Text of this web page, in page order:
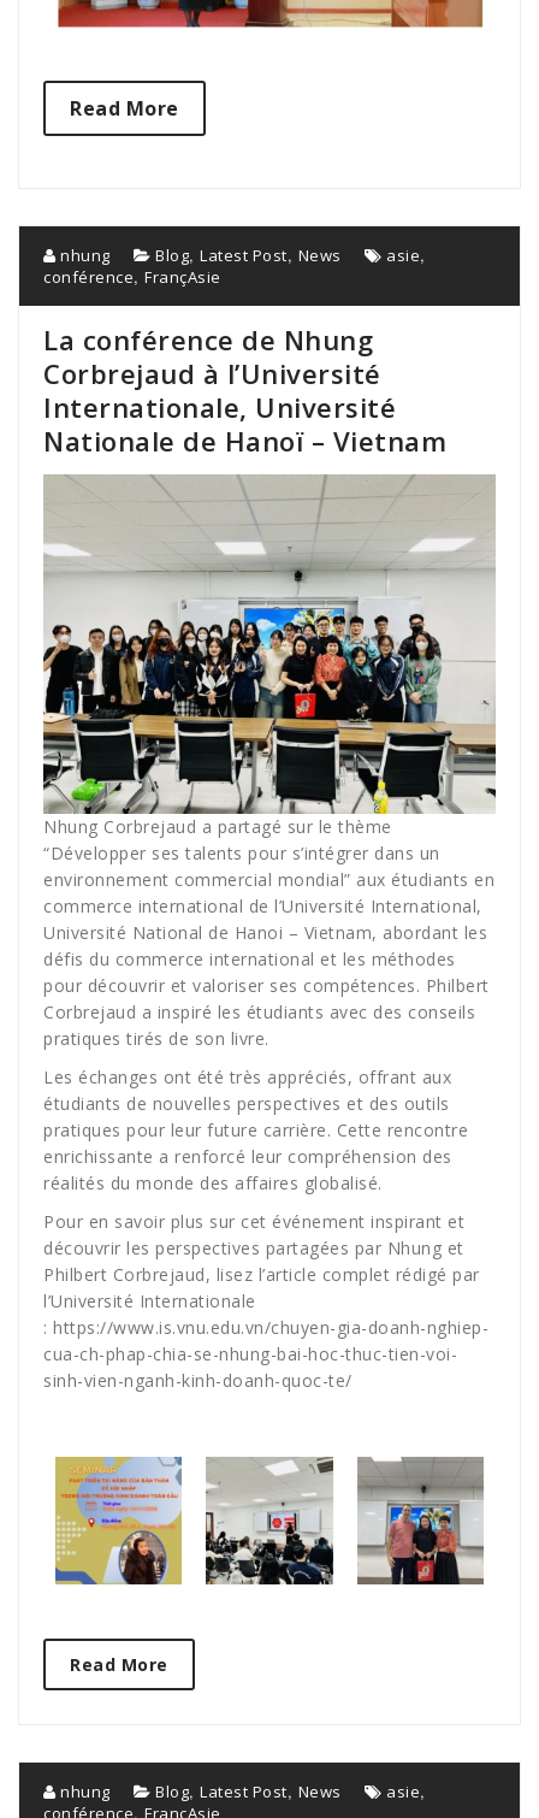
Read More
nhung Blog, Latest Post, News asie,
conférence, FrançAsie
La conférence de Nhung
Corbrejaud à l’Université
Internationale, Université
Nationale de Hanoï – Vietnam
Nhung Corbrejaud a partagé sur le thème
“Développer ses talents pour s’intégrer dans un
environnement commercial mondial” aux étudiants en
commerce international de l’Université International,
Université National de Hanoi – Vietnam, abordant les
défis du commerce international et les méthodes
pour découvrir et valoriser ses compétences. Philbert
Corbrejaud a inspiré les étudiants avec des conseils
pratiques tirés de son livre.
Les échanges ont été très appréciés, offrant aux
étudiants de nouvelles perspectives et des outils
pratiques pour leur future carrière. Cette rencontre
enrichissante a renforcé leur compréhension des
réalités du monde des affaires globalisé.
Pour en savoir plus sur cet événement inspirant et
découvrir les perspectives partagées par Nhung et
Philbert Corbrejaud, lisez l’article complet rédigé par
l’Université Internationale
: https://www.is.vnu.edu.vn/chuyen-gia-doanh-nghiep-
cua-ch-phap-chia-se-nhung-bai-hoc-thuc-tien-voi-
sinh-vien-nganh-kinh-doanh-quoc-te/
Read More
nhung Blog, Latest Post, News asie,
conférence, FrançAsie